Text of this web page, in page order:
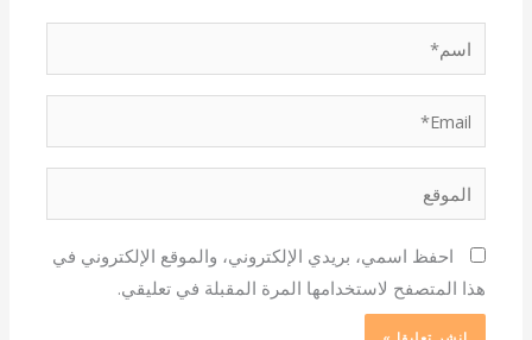
اسم*
الموقع
احفظ اسمي، بريدي الإلكتروني، والموقع الإلكتروني في
هذا المتصفح لاستخدامها المرة المقبلة في تعليقي.